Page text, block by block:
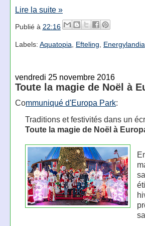
Lire la suite »
Publié à 22:16
Labels: Aquatopia Efteling Energylandia
vendredi 25 novembre 2016
Toute la magie de Noël à
Communiqué d'Europa Park:
Traditions et festivités dans un
Toute la magie de Noël à